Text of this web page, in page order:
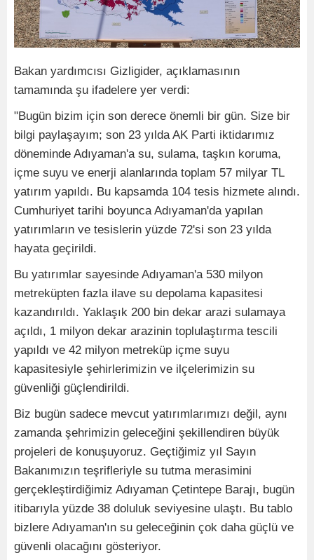
Bakan yardımcısı Gizligider, açıklamasının
tamamında şu ifadelere yer verdi:
"Bugün bizim için son derece önemli bir gün. Size bir
bilgi paylaşayım; son 23 yılda AK Parti iktidarımız
döneminde Adıyaman'a su, sulama, taşkın koruma,
içme suyu ve enerji alanlarında toplam 57 milyar TL
yatırım yapıldı. Bu kapsamda 104 tesis hizmete alındı.
Cumhuriyet tarihi boyunca Adıyaman'da yapılan
yatırımların ve tesislerin yüzde 72'si son 23 yılda
hayata geçirildi.
Bu yatırımlar sayesinde Adıyaman'a 530 milyon
metreküpten fazla ilave su depolama kapasitesi
kazandırıldı. Yaklaşık 200 bin dekar arazi sulamaya
açıldı, 1 milyon dekar arazinin toplulaştırma tescili
yapıldı ve 42 milyon metreküp içme suyu
kapasitesiyle şehirlerimizin ve ilçelerimizin su
güvenliği güçlendirildi.
Biz bugün sadece mevcut yatırımlarımızı değil, aynı
zamanda şehrimizin geleceğini şekillendiren büyük
projeleri de konuşuyoruz. Geçtiğimiz yıl Sayın
Bakanımızın teşrifleriyle su tutma merasimini
gerçekleştirdiğimiz Adıyaman Çetintepe Barajı, bugün
itibarıyla yüzde 38 doluluk seviyesine ulaştı. Bu tablo
bizlere Adıyaman'ın su geleceğinin çok daha güçlü ve
güvenli olacağını gösteriyor.